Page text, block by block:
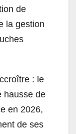
de
la gestion
: le
hausse de
en 2026,
de ses